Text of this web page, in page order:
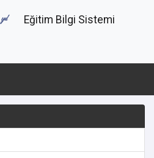
Eğitim Bilgi Sistemi